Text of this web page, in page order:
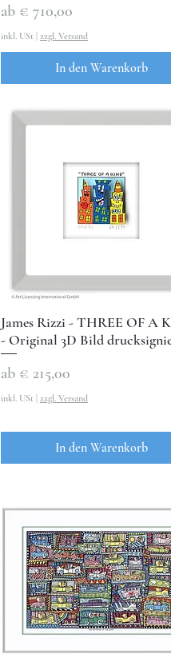
ab € 710,00
Sale-Preis
inkl. USt zzgl. Versand
In den Warenkorb
James Rizzi - THREE OF A
- Original 3D Bild
ab € 215,00
Sale-Preis
inkl. USt zzgl. Versand
In den Warenkorb